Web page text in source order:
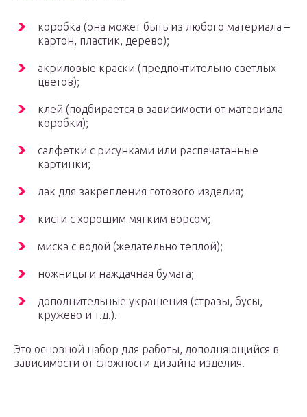
коробка (она может быть из любого материала –
картон, пластик, дерево);
акриловые краски (предпочтительно светлых
цветов);
клей (подбирается в зависимости от материала
коробки);
салфетки с рисунками или распечатанные
картинки;
лак для закрепления готового изделия;
кисти с хорошим мягким ворсом;
миска с водой (желательно теплой);
ножницы и наждачная бумага;
дополнительные украшения (стразы, бусы,
кружево и т.д.).
Это основной набор для работы, дополняющийся в
зависимости от сложности дизайна изделия.